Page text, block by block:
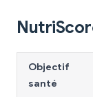
Objectif
santé